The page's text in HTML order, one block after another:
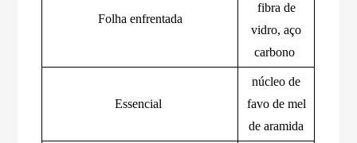
Folha enfrentada
fibra de
vidro, aço
carbono
Essencial
núcleo de
favo de mel
de aramida